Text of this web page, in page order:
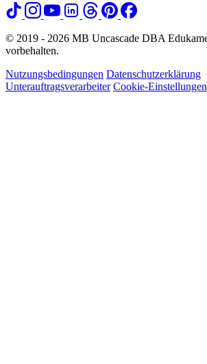
© 2019 - 2026 MB Uncascade DBA
vorbehalten.
Nutzungsbedingungen Datenschutzerklärung
Unterauftragsverarbeiter Cookie-Einstellungen